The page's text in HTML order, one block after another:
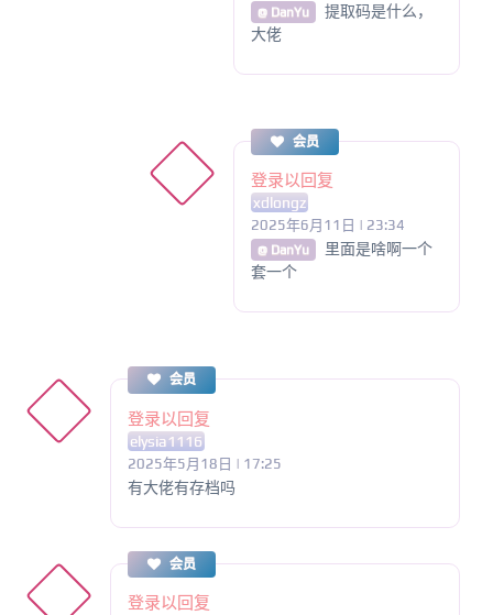
@ DanYu
提取码是什么，
大佬
会员
登录以回复
xdlongz
2025年6月11日 | 23:34
@ DanYu
里面是啥啊一个
套一个
会员
登录以回复
elysia1116
2025年5月18日 | 17:25
有大佬有存档吗
会员
登录以回复